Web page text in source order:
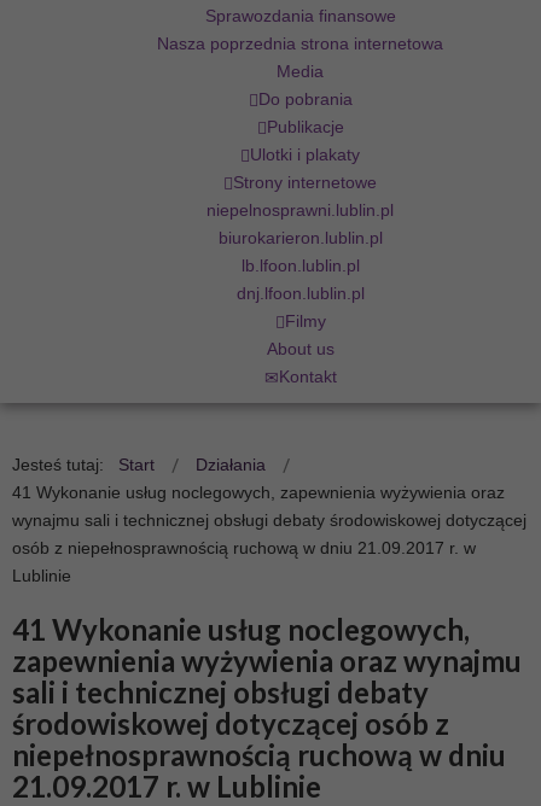
Sprawozdania finansowe
Nasza poprzednia strona internetowa
Media
Do pobrania
Publikacje
Ulotki i plakaty
Strony internetowe
niepelnosprawni.lublin.pl
biurokarieron.lublin.pl
lb.lfoon.lublin.pl
dnj.lfoon.lublin.pl
Filmy
About us
Kontakt
Jesteś tutaj: Start
Działania
41 Wykonanie usług noclegowych, zapewnienia wyżywienia oraz
wynajmu sali i technicznej obsługi debaty środowiskowej dotyczącej
osób z niepełnosprawnością ruchową w dniu 21.09.2017 r. w
Lublinie
41 Wykonanie usług noclegowych,
zapewnienia wyżywienia oraz wynajmu
sali i technicznej obsługi debaty
środowiskowej dotyczącej osób z
niepełnosprawnością ruchową w dniu
21.09.2017 r. w Lublinie